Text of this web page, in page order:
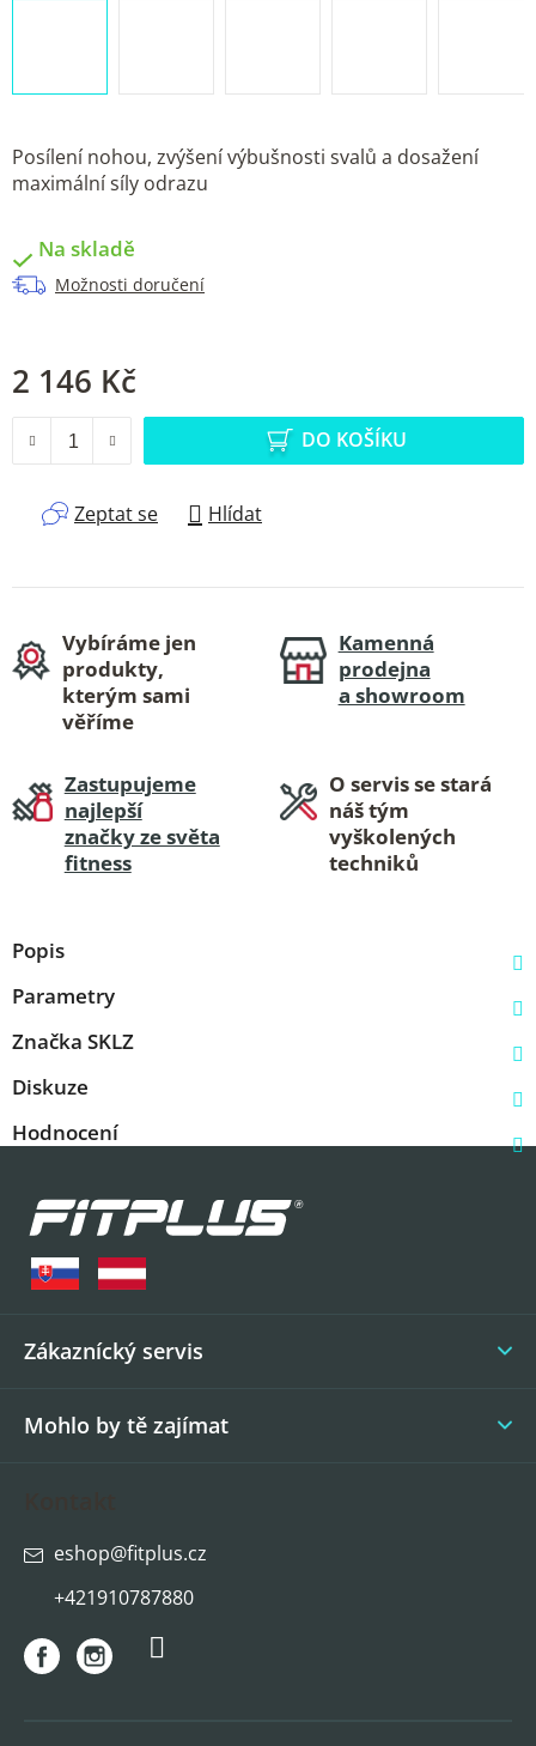
Posílení nohou, zvýšení výbušnosti svalů a dosažení
maximální síly odrazu
Na skladě
Možnosti doručení
2 146 Kč
DO KOŠÍKU
Zeptat se Hlídat
Vybíráme jen
produkty,
kterým sami
věříme
Kamenná
prodejna
a showroom
Zastupujeme
najlepší
značky ze světa
fitness
O servis se stará
náš tým
vyškolených
techniků
Popis
Parametry
Značka SKLZ
Diskuze
Hodnocení
Zákaznícký servis
Mohlo by tě zajímat
eshop@fitplus.cz
+421910787880